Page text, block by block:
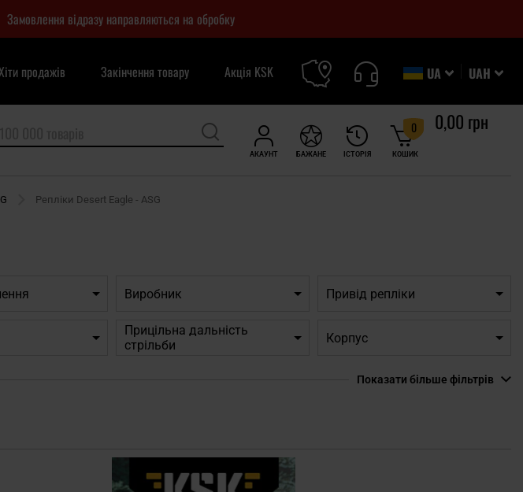
Замовлення відразу направляються на обробку
UAH
UA
продажів Закінчення товару Акція KSK
АКАУНТ ІСТОРІЯ
БАЖАНЕ КОШИК
0 0,00 грн
Репліки Desert Eagle - ASG
Виробник Привід репліки
Прицільна дальність
стрільби
Корпус
Показати більше фільтрів